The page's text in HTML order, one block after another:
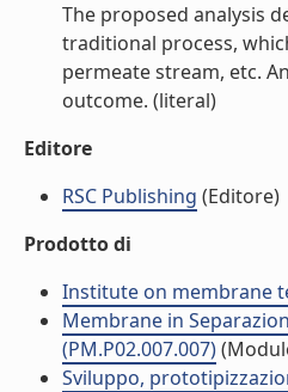
The proposed analysis
traditional process,
permeate stream, etc.
outcome. (literal)
Editore
RSC Publishing (Editore)
Prodotto di
Institute on membrane
Membrane in
(PM.P02.007.007)
Sviluppo,